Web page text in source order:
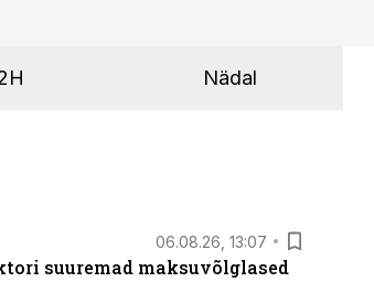
Nädal
06.08.26, 13:07
suuremad maksuvõlglased